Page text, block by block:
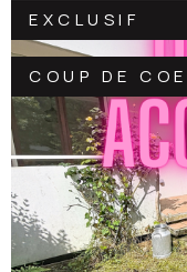
EXCLUSIF
COUP DE